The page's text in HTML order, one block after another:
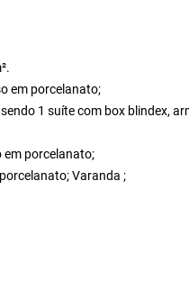
em porcelanato;
1 suíte com box blindex,
em porcelanato;
Varanda ;